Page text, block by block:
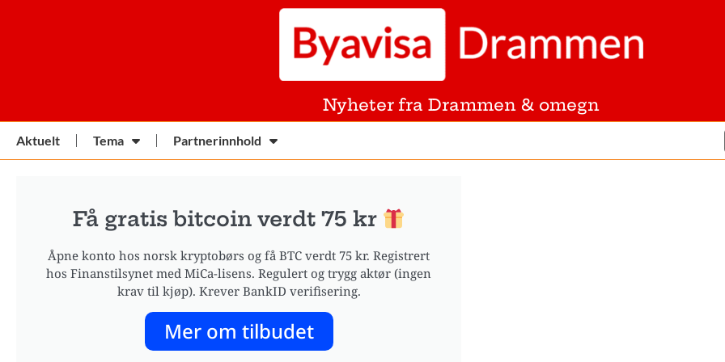
Nyheter fra Drammen & omegn
Aktuelt Tema Partnerinnhold
Få gratis bitcoin verdt 75 kr
Åpne konto hos norsk kryptobørs og få BTC verdt 75 kr. Registrert
hos Finanstilsynet med MiCa-lisens. Regulert og trygg aktør (ingen
krav til kjøp). Krever BankID verifisering.
Mer om tilbudet